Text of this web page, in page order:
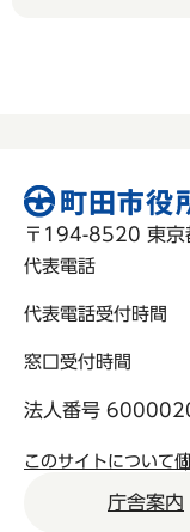
〒194-8520 東京
代表電話
代表電話受付時間
窓口受付時間
法人番号
このサイトについて
庁舎案内